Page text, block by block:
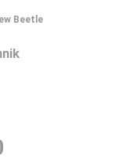
Beetle